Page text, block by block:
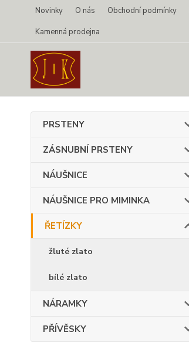
Novinky O nás Obchodní podmínky
Kamenná prodejna
PRSTENY
ZÁSNUBNÍ PRSTENY
NÁUŠNICE
NÁUŠNICE PRO MIMINKA
ŘETÍZKY
žluté zlato
bílé zlato
NÁRAMKY
PŘÍVĚSKY